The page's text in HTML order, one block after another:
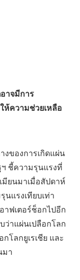
าจมีการ
ห้ความช่วยเหลือ
งของการเกิดแผ่น
ชี้ความรุนแรงที่
มียนมาเมื่อสัปดาห์
แรงเทียบเท่า
าฟเตอร์ช็อกไปอีก
ว่าแผ่นเปลือกโลก
โลกยูเรเชีย และ
มา